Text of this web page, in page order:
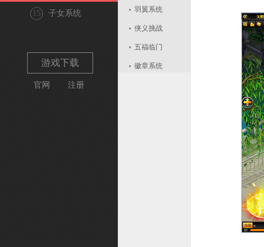
子女系统
15
游戏下载
官网 注册
羽翼系统
侠义挑战
五福临门
徽章系统